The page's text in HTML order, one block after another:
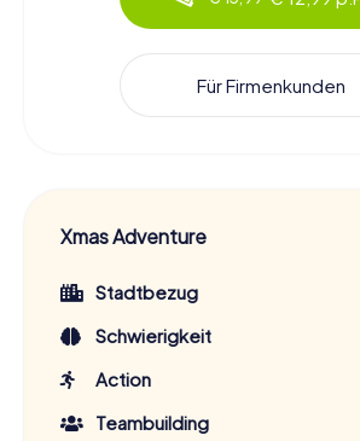
Für Firmenkunden
Xmas Adventure
Stadtbezug
Schwierigkeit
Action
Teambuilding